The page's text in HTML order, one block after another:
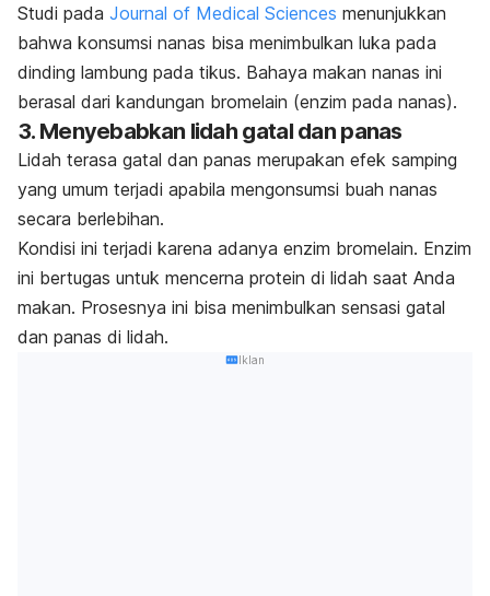
Studi pada Journal of Medical Sciences menunjukkan
bahwa konsumsi nanas bisa menimbulkan luka pada
dinding lambung pada tikus. Bahaya makan nanas ini
berasal dari kandungan bromelain (enzim pada nanas).
3. Menyebabkan lidah gatal dan panas
Lidah terasa gatal dan panas merupakan efek samping
yang umum terjadi apabila mengonsumsi buah nanas
secara berlebihan.
Kondisi ini terjadi karena adanya enzim bromelain. Enzim
ini bertugas untuk mencerna protein di lidah saat Anda
makan. Prosesnya ini bisa menimbulkan sensasi gatal
dan panas di lidah.
Iklan